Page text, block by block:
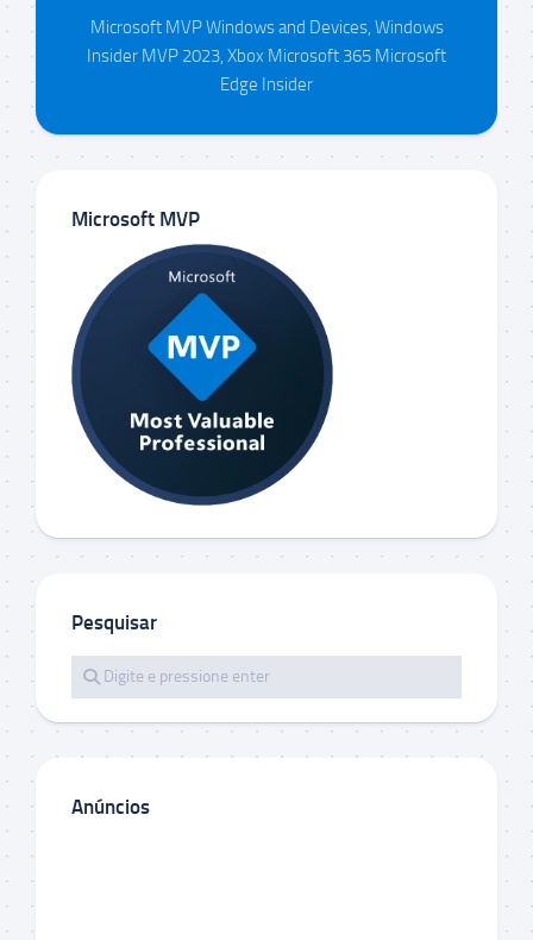
Microsoft MVP Windows and Devices, Windows
Insider MVP 2023, Xbox Microsoft 365 Microsoft
Edge Insider
Microsoft MVP
Pesquisar
Anúncios